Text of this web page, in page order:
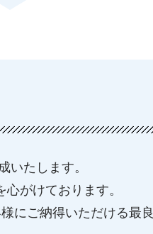
たします。
がけております。
にご納得いただける最良